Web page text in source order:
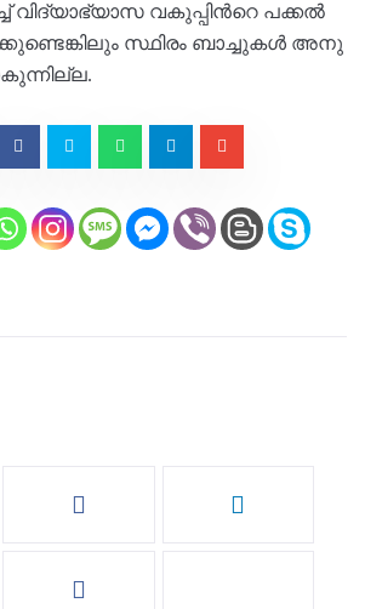
വി​ദ്യാ​ഭ്യാ​സ വ​കു​പ്പി​ന്‍റെ പ​ക്ക​ൽ
സ്ഥി​രം ബാ​ച്ചു​ക​ൾ അ​നു​